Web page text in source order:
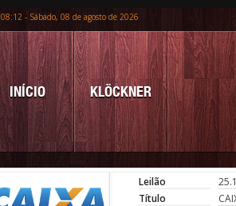
08:12 - Sábado, 08 de agosto de 2026
INÍCIO KLÖCKNER
Leilão
Título